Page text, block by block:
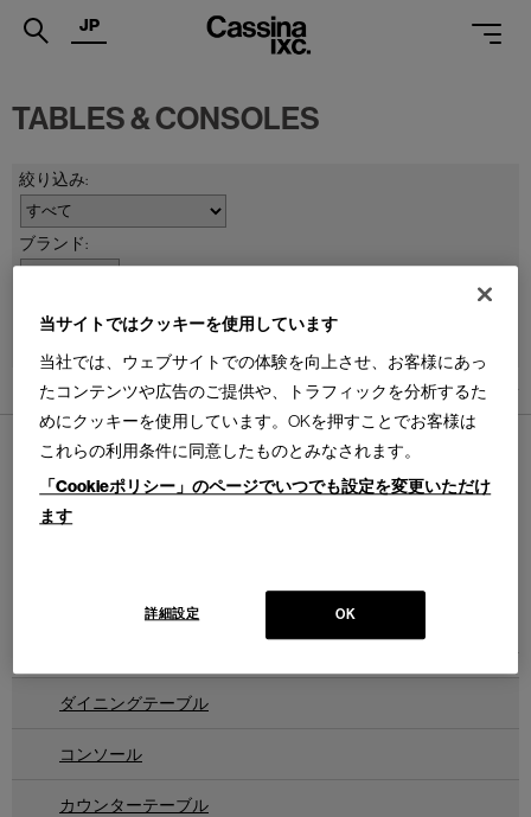
.
SERVICES
PROJECTS
SUPPORT
SHOPS
CATALOGUES
PROFESSIONAL
JP
TABLES & CONSOLES
1件あります
Cassina | Contemporary Collection
件あります
ダイニングテーブル
コンソール
カウンターテーブル
当サイトではクッキーを使用しています
当社では、ウェブサイトでの体験を向上させ、お客様にあっ
たコンテンツや広告のご提供や、トラフィックを分析するた
めにクッキーを使用しています。OKを押すことでお客様は
これらの利用条件に同意したものとみなされます。
「Cookieポリシー」のページでいつでも設定を変更いただけ
ます
OK
詳細設定